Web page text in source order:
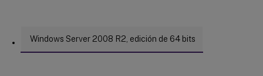
Windows Server 2008 R2, edición de 64 bits